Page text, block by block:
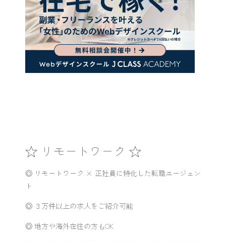
☆ リモートワーク ☆
◎ リモートワーク × 正社員に特化した転職エージェン
ト
◎ ３万件以上の求人をご紹介可能
◎ 地方や海外在住の方もOK